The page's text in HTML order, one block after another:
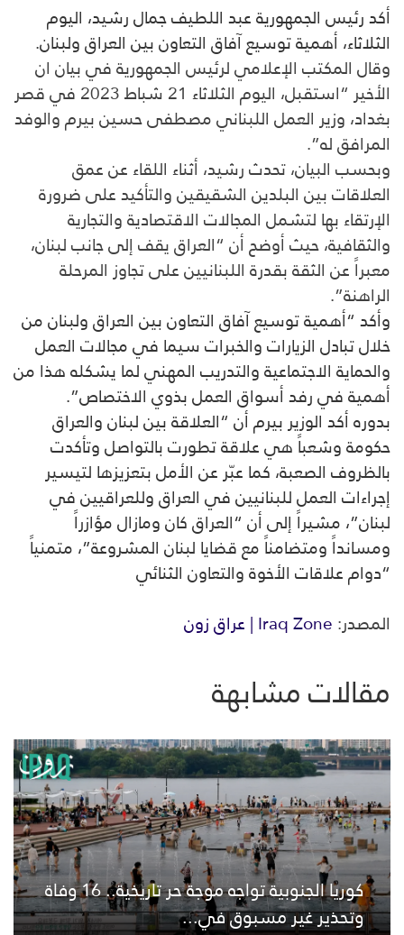
أكد رئيس الجمهورية عبد اللطيف جمال رشيد، اليوم
الثلاثاء، أهمية توسيع آفاق التعاون بين العراق ولبنان.
وقال المكتب الإعلامي لرئيس الجمهورية في بيان ان
الأخير “استقبل، اليوم الثلاثاء 21 شباط 2023 في قصر
بغداد، وزير العمل اللبناني مصطفى حسين بيرم والوفد
المرافق له”.
وبحسب البيان، تحدث رشيد، أثناء اللقاء عن عمق
العلاقات بين البلدين الشقيقين والتأكيد على ضرورة
الإرتقاء بها لتشمل المجالات الاقتصادية والتجارية
والثقافية، حيث أوضح أن “العراق يقف إلى جانب لبنان،
معبراً عن الثقة بقدرة اللبنانيين على تجاوز المرحلة
الراهنة”.
وأكد “أهمية توسيع آفاق التعاون بين العراق ولبنان من
خلال تبادل الزيارات والخبرات سيما في مجالات العمل
والحماية الاجتماعية والتدريب المهني لما يشكله هذا من
أهمية في رفد أسواق العمل بذوي الاختصاص”.
بدوره أكد الوزير بيرم أن “العلاقة بين لبنان والعراق
حكومة وشعباً هي علاقة تطورت بالتواصل وتأكدت
بالظروف الصعبة، كما عبّر عن الأمل بتعزيزها لتيسير
إجراءات العمل للبنانيين في العراق وللعراقيين في
لبنان”، مشيراً إلى أن “العراق كان ومازال مؤازراً
ومسانداً ومتضامناً مع قضايا لبنان المشروعة”، متمنياً
“دوام علاقات الأخوة والتعاون الثنائي
المصدر:Iraq Zone | عراق زون
مقالات مشابهة
كوريا الجنوبية تواجه موجة حر تاريخية.. 16 وفاة
وتحذير غير مسبوق في...